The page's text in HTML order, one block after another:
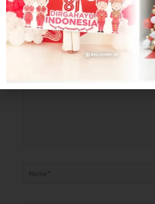
Your email address will not be published.
Type
here..